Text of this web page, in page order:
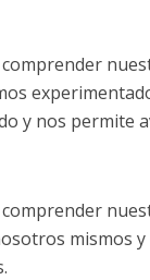
y nos permite
mismos